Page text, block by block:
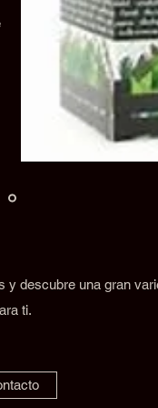
y descubre una gran
ti.